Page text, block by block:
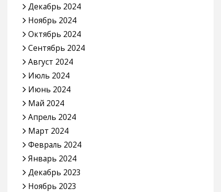
Декабрь 2024
Ноябрь 2024
Октябрь 2024
Сентябрь 2024
Август 2024
Июль 2024
Июнь 2024
Май 2024
Апрель 2024
Март 2024
Февраль 2024
Январь 2024
Декабрь 2023
Ноябрь 2023